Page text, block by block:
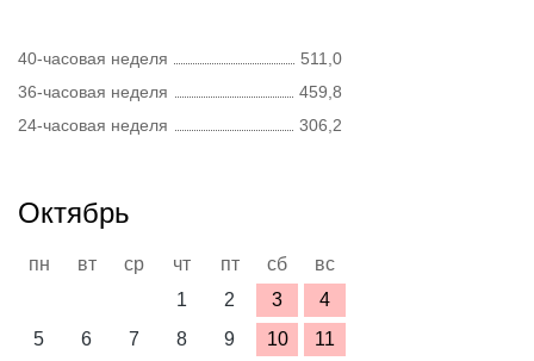
40-часовая неделя
511,0
36-часовая неделя
459,8
24-часовая неделя
306,2
Октябрь
пн вт ср чт пт сб
вс
1
2 3
4
5
6 7 8 9 10
11